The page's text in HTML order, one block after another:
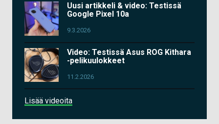
Uusi artikkeli & video: Testissä
Google Pixel 10a
9.3.2026
Video: Testissä Asus ROG Kithara
-pelikuulokkeet
11.2.2026
Lisää videoita